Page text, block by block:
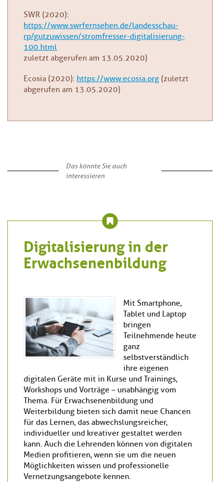
SWR (2020):
https://www.swrfernsehen.de/landesschau-
rp/gutzuwissen/stromfresser-digitalisierung-
100.html
zuletzt abgerufen am 13.05.2020)
Ecosia (2020): https://www.ecosia.org (zuletzt
abgerufen am 13.05.2020)
Das könnte Sie auch
interessieren
Digitalisierung in der
Erwachsenenbildung
Mit Smartphone,
Tablet und Laptop
bringen
Teilnehmende heute
ganz
selbstverständlich
ihre eigenen
digitalen Geräte mit in Kurse und Trainings,
Workshops und Vorträge – unabhängig vom
Thema. Für Erwachsenenbildung und
Weiterbildung bieten sich damit neue Chancen
für das Lernen, das abwechslungsreicher,
individueller und kreativer gestaltet werden
kann. Auch die Lehrenden können von digitalen
Medien profitieren, wenn sie um die neuen
Möglichkeiten wissen und professionelle
Vernetzungsangebote kennen.